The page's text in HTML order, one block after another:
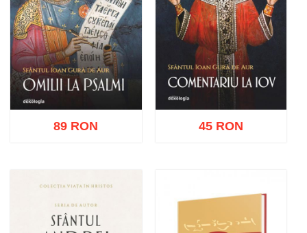
Adaugă în coș Wishlist
89 RON 45 RON